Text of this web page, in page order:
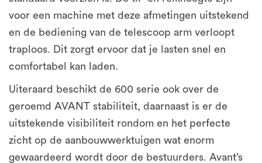
voor een machine met deze afmetingen uitstekend
en de bediening van de telescoop arm verloopt
traploos. Dit zorgt ervoor dat je lasten snel en
comfortabel kan laden.
Uiteraard beschikt de 600 serie ook over de
geroemd AVANT stabiliteit, daarnaast is er de
uitstekende visibiliteit rondom en het perfecte
zicht op de aanbouwwerktuigen wat enorm
gewaardeerd wordt door de bestuurders. Avant’s